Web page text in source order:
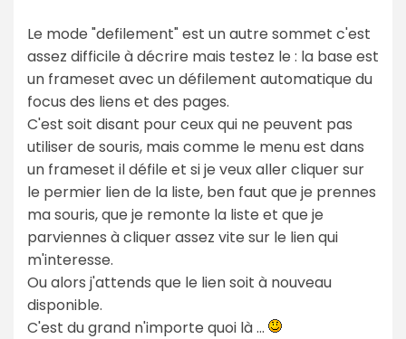
Le mode "defilement" est un autre sommet c'est
assez difficile à décrire mais testez le : la base est
un frameset avec un défilement automatique du
focus des liens et des pages.
C'est soit disant pour ceux qui ne peuvent pas
utiliser de souris, mais comme le menu est dans
un frameset il défile et si je veux aller cliquer sur
le permier lien de la liste, ben faut que je prennes
ma souris, que je remonte la liste et que je
parviennes à cliquer assez vite sur le lien qui
m'interesse.
Ou alors j'attends que le lien soit à nouveau
disponible.
C'est du grand n'importe quoi là ...